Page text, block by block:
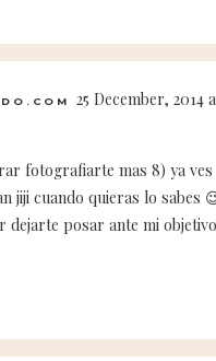
25 December, 2014
fotografiarte mas 8) ya ves
jiji cuando quieras lo sabes
dejarte posar ante mi